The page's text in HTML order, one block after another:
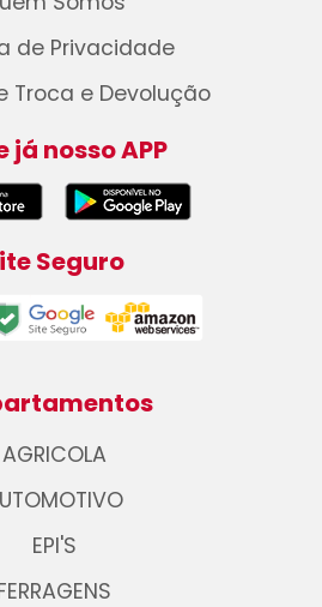
de Privacidade
Troca e Devolução
já nosso APP
Seguro
AGRICOLA
EPI'S